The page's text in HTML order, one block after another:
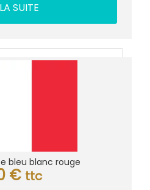
SUITE
bleu blanc rouge
€ ttc